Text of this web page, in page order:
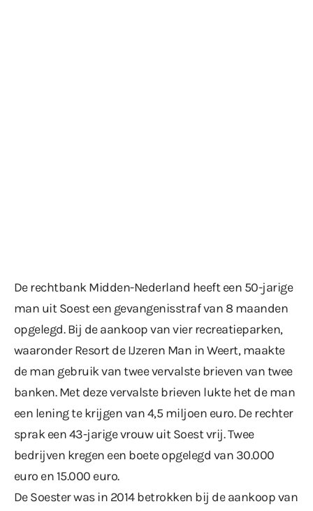
De rechtbank Midden-Nederland heeft een 50-jarige
man uit Soest een gevangenisstraf van 8 maanden
opgelegd. Bij de aankoop van vier recreatieparken,
waaronder Resort de IJzeren Man in Weert, maakte
de man gebruik van twee vervalste brieven van twee
banken. Met deze vervalste brieven lukte het de man
een lening te krijgen van 4,5 miljoen euro. De rechter
sprak een 43-jarige vrouw uit Soest vrij. Twee
bedrijven kregen een boete opgelegd van 30.000
euro en 15.000 euro.
De Soester was in 2014 betrokken bij de aankoop van